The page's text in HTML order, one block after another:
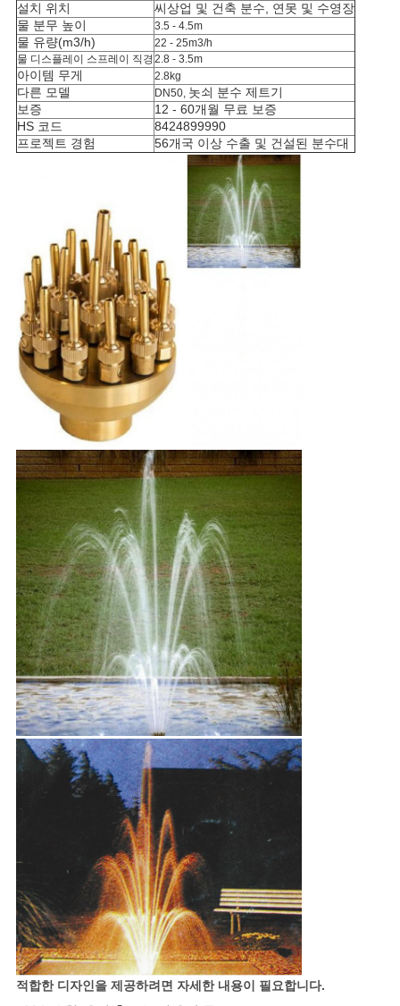
PRIVACY
POLICY
설치 위치
씨상업 및 건축 분수, 연못 및 수영장
물 분무 높이
3.5 - 4.5m
물 유량(m3/h)
22 - 25m3/h
물 디스플레이 스프레이 직경2.8 - 3.5m
아이템 무게 2.8kg
다른 모델 DN50, 놋쇠 분수 제트기
보증
12 - 60개월 무료 보증
HS 코드
8424899990
프로젝트 경험
56개국 이상 수출 및 건설된 분수대
적합한 디자인을 제공하려면 자세한 내용이 필요합니다.